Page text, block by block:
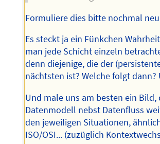
Formuliere dies bitte nochmal
Es steckt ja ein Fünkchen
man jede Schicht einzeln
denn diejenige, die der
nächtsten ist? Welche folgt dann?
Und male uns am besten ein Bild,
Datenmodell nebst Datenfluss
den jeweiligen Situationen,
ISO/OSI... (zuzüglich